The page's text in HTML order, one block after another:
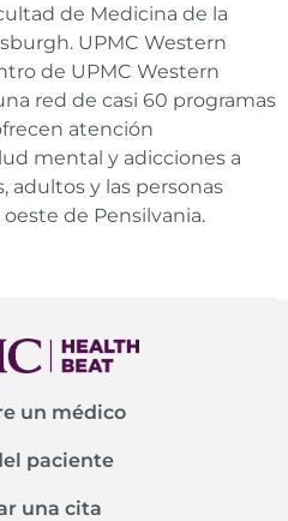
de Medicina de la
UPMC Western
de UPMC Western
red de casi 60 programas
atención
mental y adicciones a
adultos y las personas
de Pensilvania.
un médico
paciente
una cita